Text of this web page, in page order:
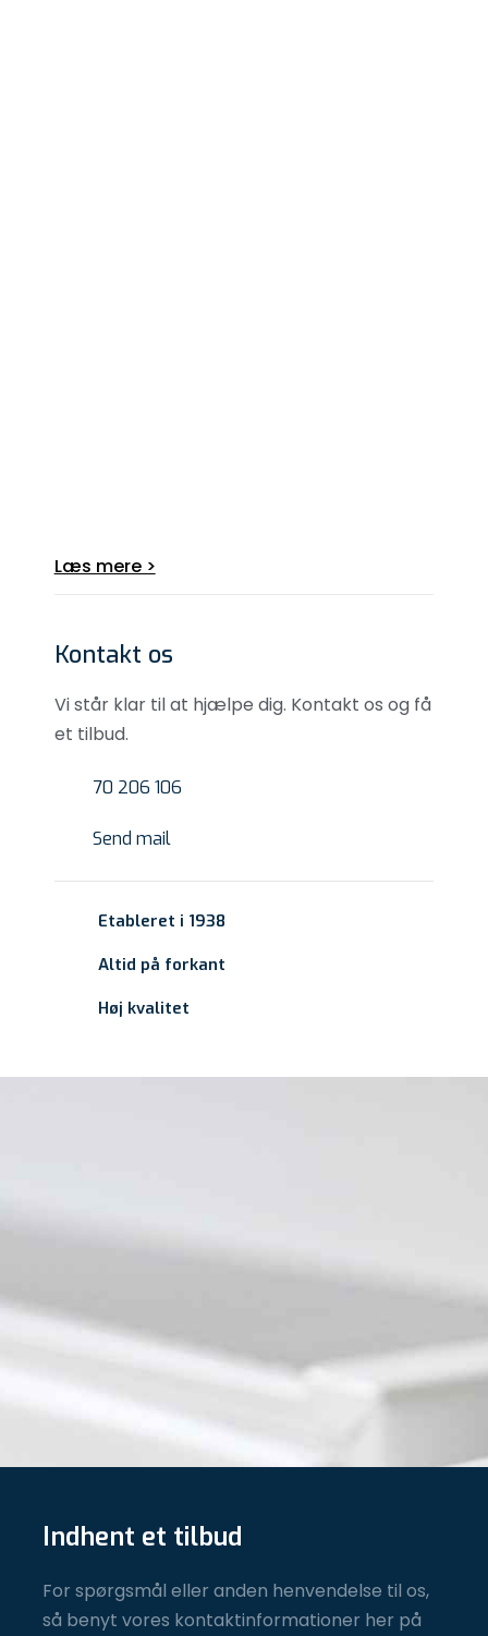
Læs mere >​
​Kontakt os
​Vi står klar til at hjælpe dig. Kontakt os og få
et tilbud.
​70 206 106
​Send mail
Etableret i 1938
Altid på forkant
Høj kvalitet
Indhent et tilbud
For spørgsmål eller anden henvendelse til os,
så benyt vores kontaktinformationer her på